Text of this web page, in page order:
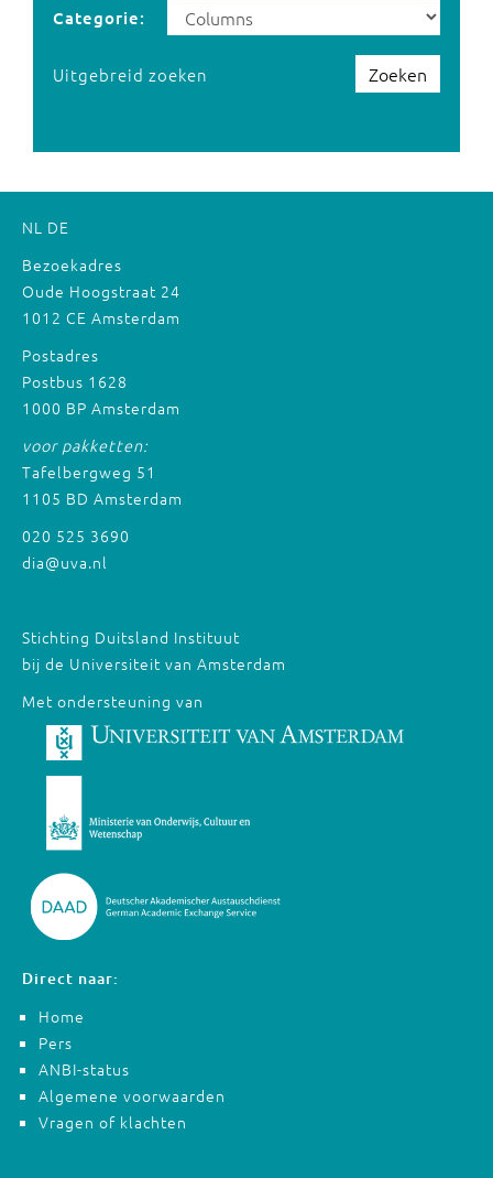
Categorie:
Zoeken
Uitgebreid zoeken
NL DE
Bezoekadres
Oude Hoogstraat 24
1012 CE Amsterdam
Postadres
Postbus 1628
1000 BP Amsterdam
voor pakketten:
Tafelbergweg 51
1105 BD Amsterdam
020 525 3690
dia@uva.nl
Stichting Duitsland Instituut
bij de Universiteit van Amsterdam
Met ondersteuning van
Direct naar:
Home
Pers
ANBI-status
Algemene voorwaarden
Vragen of klachten